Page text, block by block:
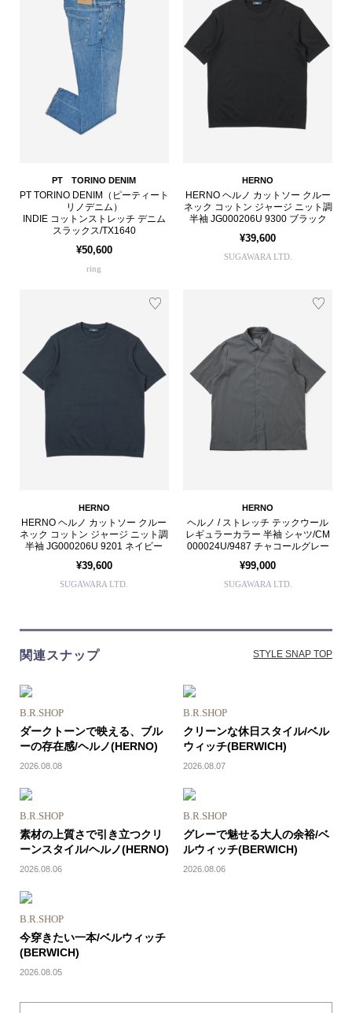
PT TORINO DENIM
PT TORINO DENIM（ピーティート
リノデニム）
INDIE コットンストレッチ デニム
スラックス/TX1640
¥50,600
ring
HERNO
HERNO ヘルノ カットソー クルー
ネック コットン ジャージ ニット調
半袖 JG000206U 9300 ブラック
¥39,600
SUGAWARA LTD.
HERNO
HERNO ヘルノ カットソー クルー
ネック コットン ジャージ ニット調
半袖 JG000206U 9201 ネイビー
¥39,600
SUGAWARA LTD.
HERNO
ヘルノ / ストレッチ テックウール
レギュラーカラー 半袖 シャツ/CM
000024U/9487 チャコールグレー
¥99,000
SUGAWARA LTD.
関連スナップ STYLE SNAP TOP
B.R.SHOP
ダークトーンで映える、ブル
ーの存在感/ヘルノ(HERNO)
2026.08.08
B.R.SHOP
クリーンな休日スタイル/ベル
ウィッチ(BERWICH)
2026.08.07
B.R.SHOP
素材の上質さで引き立つクリ
ーンスタイル/ヘルノ(HERNO)
2026.08.06
B.R.SHOP
グレーで魅せる大人の余裕/ベ
ルウィッチ(BERWICH)
2026.08.06
B.R.SHOP
今穿きたい一本/ベルウィッチ
(BERWICH)
2026.08.05